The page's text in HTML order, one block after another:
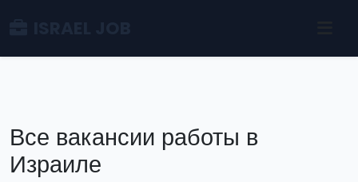
Все вакансии работы в
Израиле